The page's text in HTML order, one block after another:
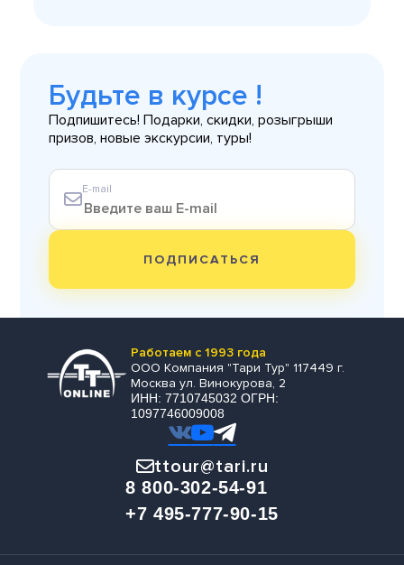
Будьте в курсе !
Подпишитесь! Подарки, скидки, розыгрыши
призов, новые экскурсии, туры!
E-mail
ПОДПИСАТЬСЯ
Работаем с 1993 года
ООО Компания "Тари Тур" 117449 г.
Москва ул. Винокурова, 2
ИНН: 7710745032 ОГРН:
1097746009008
ttour@tari.ru
8 800-302-54-91
+7 495-777-90-15